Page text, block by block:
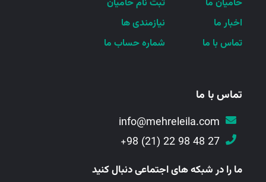
حامیان ما
اخبار ما
تماس با ما
ثبت نام حامیان
نیازمندی ها
شماره حساب ما
تماس با ما
info@mehreleila.com
27 48 98 22 (21) 98+
ما را در شبکه های اجتماعی دنبال کنید